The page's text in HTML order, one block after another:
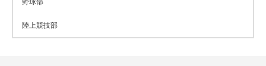
野球部
陸上競技部